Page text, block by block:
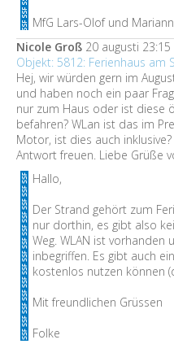
MfG Lars-Olof und
Nicole Groß 20 augusti 23:15
Objekt: 5812: Ferienhaus am
Hej, wir würden gern im
und haben noch ein paar
nur zum Haus oder ist diese
befahren? WLan ist das im
Motor, ist dies auch
Antwort freuen. Liebe Grüße
Hallo,
Der Strand gehört zum
nur dorthin, es gibt also
Weg. WLAN ist vorhanden
inbegriffen. Es gibt auch
kostenlos nutzen können
Mit freundlichen Grüssen
Folke